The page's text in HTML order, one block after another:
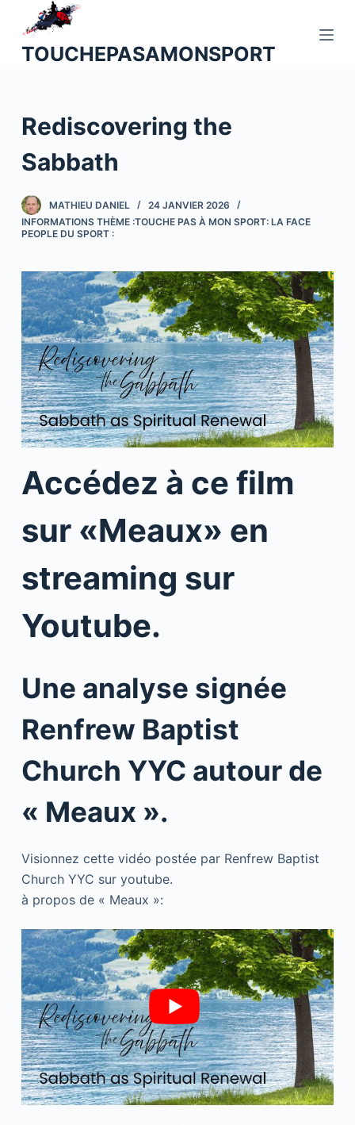
u
o
n
n
u
TOUCHEPASAMONSPORT
Rediscovering the
Sabbath
MATHIEU DANIEL
24 JANVIER 2026
INFORMATIONS THÈME :TOUCHE PAS À MON SPORT: LA FACE
PEOPLE DU SPORT :
Accédez à ce film
sur «Meaux» en
streaming sur
Youtube.
Une analyse signée
Renfrew Baptist
Church YYC autour de
« Meaux ».
Visionnez cette vidéo postée par Renfrew Baptist
Church YYC sur youtube.
à propos de « Meaux »: